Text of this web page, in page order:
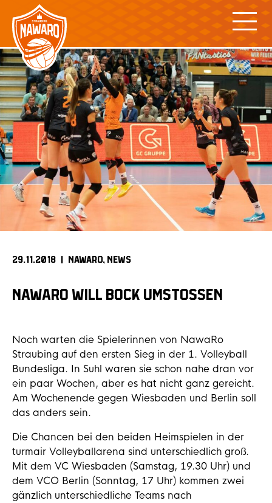
content
29.11.2018 | NAWARO NEWS
NAWARO WILL BOCK UMSTOSSEN
Noch warten die Spielerinnen von NawaRo
Straubing auf den ersten Sieg in der 1. Volleyball
Bundesliga. In Suhl waren sie schon nahe dran vor
ein paar Wochen, aber es hat nicht ganz gereicht.
Am Wochenende gegen Wiesbaden und Berlin soll
das anders sein.
Die Chancen bei den beiden Heimspielen in der
turmair Volleyballarena sind unterschiedlich groß.
Mit dem VC Wiesbaden (Samstag, 19.30 Uhr) und
dem VCO Berlin (Sonntag, 17 Uhr) kommen zwei
gänzlich unterschiedliche Teams nach